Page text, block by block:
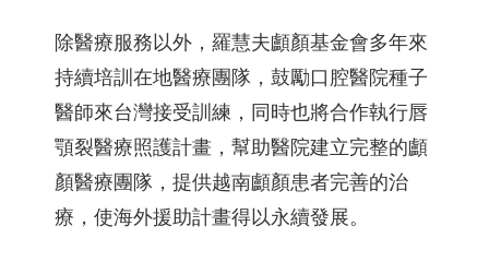
除醫療服務以外，羅慧夫顱顏基金會多年來
持續培訓在地醫療團隊，鼓勵口腔醫院種子
醫師來台灣接受訓練，同時也將合作執行唇
顎裂醫療照護計畫，幫助醫院建立完整的顱
顏醫療團隊，提供越南顱顏患者完善的治
療，使海外援助計畫得以永續發展。